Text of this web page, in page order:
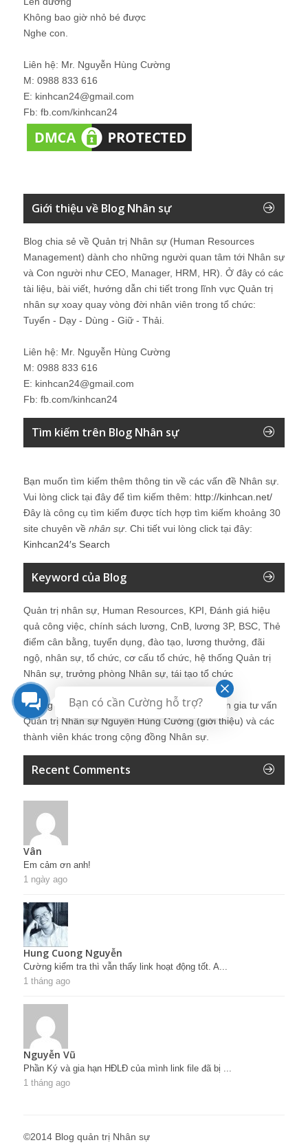
Không bao giờ nhỏ bé được
Nghe con.
Liên hệ: Mr. Nguyễn Hùng Cường
M: 0988 833 616
E: kinhcan24@gmail.com
Fb: fb.com/kinhcan24
Giới thiệu về Blog Nhân sự
Blog chia sẻ về Quản trị Nhân sự (Human Resources
Management) dành cho những người quan tâm tới Nhân sự
và Con người như CEO, Manager, HRM, HR). Ở đây có các
tài liệu, bài viết, hướng dẫn chi tiết trong lĩnh vực Quản trị
nhân sự xoay quay vòng đời nhân viên trong tổ chức:
Tuyển - Dạy - Dùng - Giữ - Thải.
Liên hệ: Mr. Nguyễn Hùng Cường
M: 0988 833 616
E: kinhcan24@gmail.com
Fb: fb.com/kinhcan24
Tìm kiếm trên Blog Nhân sự
Bạn muốn tìm kiếm thêm thông tin về các vấn đề Nhân sự
Vui lòng click tại đây để tìm kiếm thêm: http://kinhcan.net/
Đây là công cụ tìm kiếm được tích hợp tìm kiếm khoảng 30
site chuyên về nhân sự. Chi tiết vui lòng click tại đây:
Kinhcan24′s Search
Keyword của Blog
Quản trị nhân sự, Human Resources, KPI, Đánh giá hiệu
quả công việc, chính sách lương, CnB, lương 3P, BSC, Thẻ
điểm cân bằng, tuyển dụng, đào tạo, lương thưởng, đãi
ngộ, nhân sự, tổ chức, cơ cấu tổ chức, hệ thống Quản trị
Nhân sự, trưởng phòng Nhân sự, tái tạo tổ chức
Những bài viết tại blog được chia sẻ bởi chuyên gia tư vấn
Quản trị Nhân sự Nguyễn Hùng Cường (giới thiệu) và các
thành viên khác trong cộng đồng Nhân sự.
Recent Comments
Vân
Em cảm ơn anh!
1 ngày ago
Hung Cuong Nguyễn
Cường kiểm tra thì vẫn thấy link hoạt động tốt. A...
1 tháng ago
Nguyễn Vũ
Phần Ký và gia hạn HĐLĐ của mình link file đã bị ...
1 tháng ago
©2014 Blog quản trị Nhân sự
Bạn có cần Cường hỗ trợ?